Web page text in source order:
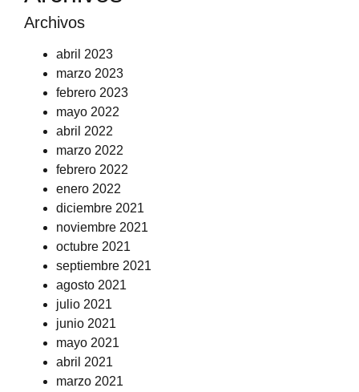
Archivos
abril 2023
marzo 2023
febrero 2023
mayo 2022
abril 2022
marzo 2022
febrero 2022
enero 2022
diciembre 2021
noviembre 2021
octubre 2021
septiembre 2021
agosto 2021
julio 2021
junio 2021
mayo 2021
abril 2021
marzo 2021